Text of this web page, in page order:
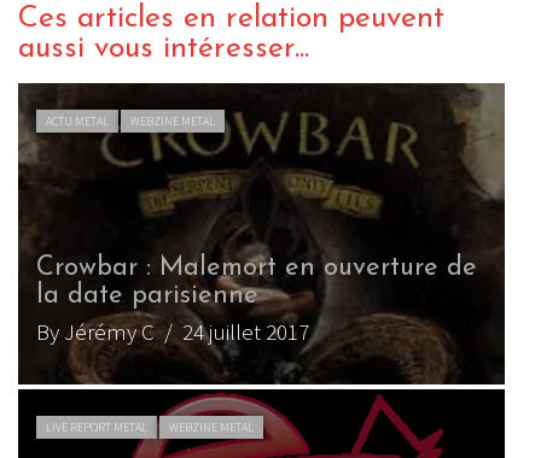
Ces articles en relation peuvent
aussi vous intéresser...
ACTU METAL WEBZINE METAL
Crowbar : Malemort en ouverture de
la date parisienne
By Jérémy C/ 24 juillet 2017
LIVE REPORT METAL WEBZINE METAL